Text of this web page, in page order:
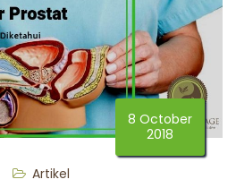
8 October
2018
Artikel